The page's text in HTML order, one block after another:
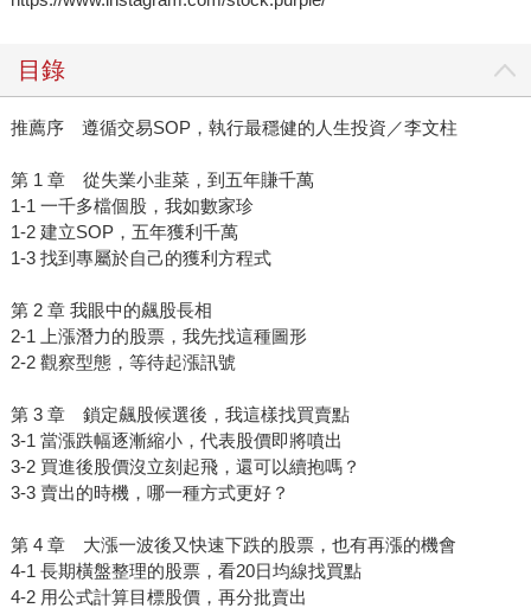
目錄
推薦序 遵循交易SOP，執行最穩健的人生投資／李文柱
第 1 章 從失業小韭菜，到五年賺千萬
1-1 一千多檔個股，我如數家珍
1-2 建立SOP，五年獲利千萬
1-3 找到專屬於自己的獲利方程式
第 2 章 我眼中的飆股長相
2-1 上漲潛力的股票，我先找這種圖形
2-2 觀察型態，等待起漲訊號
第 3 章 鎖定飆股候選後，我這樣找買賣點
3-1 當漲跌幅逐漸縮小，代表股價即將噴出
3-2 買進後股價沒立刻起飛，還可以續抱嗎？
3-3 賣出的時機，哪一種方式更好？
第 4 章 大漲一波後又快速下跌的股票，也有再漲的機會
4-1 長期橫盤整理的股票，看20日均線找買點
4-2 用公式計算目標股價，再分批賣出